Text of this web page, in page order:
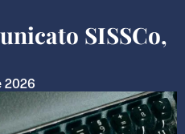
SISSCo,
2026